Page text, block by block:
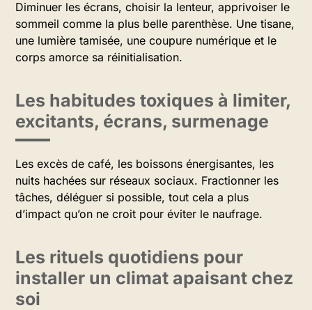
Diminuer les écrans, choisir la lenteur, apprivoiser le
sommeil comme la plus belle parenthèse. Une tisane,
une lumière tamisée, une coupure numérique et le
corps amorce sa réinitialisation.
Les habitudes toxiques à limiter,
excitants, écrans, surmenage
Les excès de café, les boissons énergisantes, les
nuits hachées sur réseaux sociaux. Fractionner les
tâches, déléguer si possible, tout cela a plus
d’impact qu’on ne croit pour éviter le naufrage.
Les rituels quotidiens pour
installer un climat apaisant chez
soi